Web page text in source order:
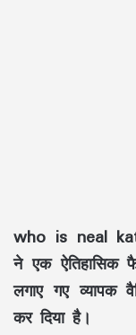
who is neal
ने एक ऐतिहासिक
लगाए गए व्यापक
कर दिया है।